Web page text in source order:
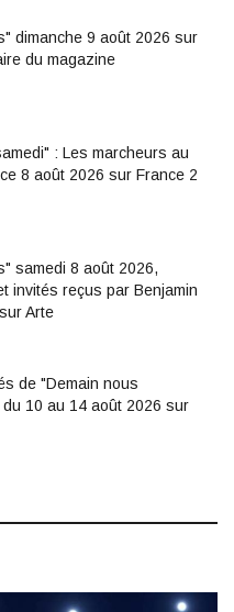
dimanche 9 août 2026 sur
du magazine
: Les marcheurs au
8 août 2026 sur France 2
samedi 8 août 2026,
invités reçus par Benjamin
Arte
de "Demain nous
10 au 14 août 2026 sur